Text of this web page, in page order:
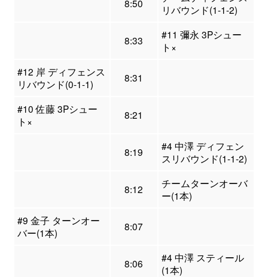
8:50
リバウンド(1-1-2)
8:33
#11 彌永 3Pシュー
ト×
#12 岸 ディフェンス
リバウンド(0-1-1)
8:31
#10 佐藤 3Pシュー
ト×
8:21
8:19
#4 中澤 ディフェン
スリバウンド(1-1-2)
8:12
チームターンオーバ
ー(1本)
#9 金子 ターンオー
バー(1本)
8:07
8:06
#4 中澤 スティール
(1本)